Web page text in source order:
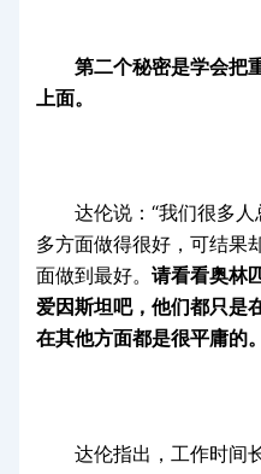
第二个秘密是学会把
上面。
达伦说：“我们很多人
多方面做得很好，可结果
面做到最好。请看看奥林
爱因斯坦吧，他们都只是
在其他方面都是很平庸的
达伦指出，工作时间